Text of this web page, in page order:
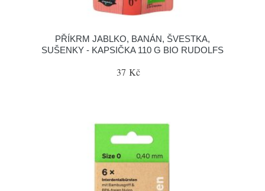
PŘÍKRM JABLKO, BANÁN, ŠVESTKA,
SUŠENKY - KAPSIČKA 110 G BIO RUDOLFS
37 Kč